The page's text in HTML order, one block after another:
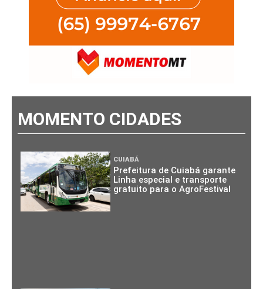
MOMENTO CIDADES
CUIABÁ
Prefeitura de Cuiabá garante
Linha especial e transporte
gratuito para o AgroFestival